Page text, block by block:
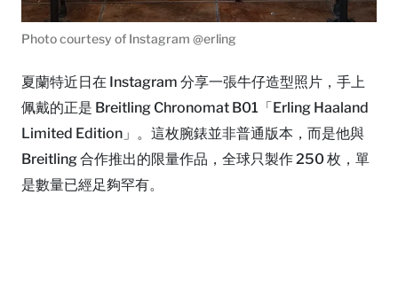
Photo courtesy of Instagram @erling
夏蘭特近日在 Instagram 分享一張牛仔造型照片，手上
佩戴的正是 Breitling Chronomat B01「Erling Haaland
Limited Edition」。這枚腕錶並非普通版本，而是他與
Breitling 合作推出的限量作品，全球只製作 250 枚，單
是數量已經足夠罕有。